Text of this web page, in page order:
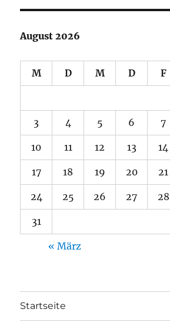
August 2026
M D M D F
3 4 5 6 7
10 11 12 13 14
17 18 19 20 21
24 25 26 27 28
31
« März
Startseite